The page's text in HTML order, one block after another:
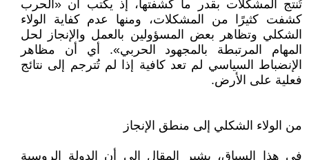
تُنتج المشكلات بقدر ما كشفتها، إذ يكتب أن «الحرب
كشفت كثيرًا من المشكلات، ومنها عدم كفاية الولاء
الشكلي وتظاهر بعض المسؤولين بالعمل والإنجاز لحل
المهام المرتبطة بالمجهود الحربي». أي أن مظاهر
الإنضباط السياسي لم تعد كافية إذا لم تُترجم إلى نتائج
فعلية على الأرض.
من الولاء الشكلي إلى منطق الإنجاز
في هذا السياق، يشير المقال إلى أن الدولة الروسية